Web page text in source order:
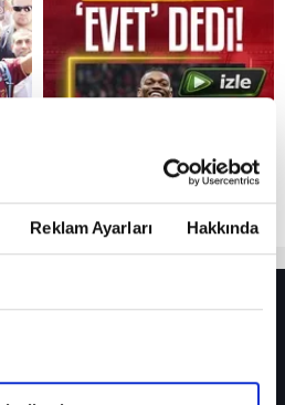
Reklam Ayarları Hakkında
Devre arasında gelmişti
Greenwood için olay sözler!